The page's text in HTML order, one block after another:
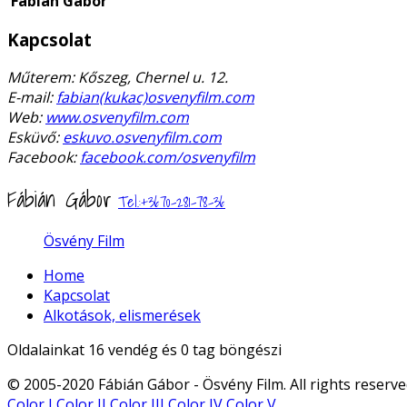
Kapcsolat
Műterem: Kőszeg, Chernel u. 12.
E-mail:fabian(kukac)osvenyfilm.com
Web: www.osvenyfilm.com
Esküvő:eskuvo.osvenyfilm.com
Facebook:facebook.com/osvenyfilm
Fábián Gábor Tel.:+3670-281-78-36
Ösvény Film
Home
Kapcsolat
Alkotások, elismerések
Oldalainkat 16 vendég és 0 tag böngészi
© 2005-2020 Fábián Gábor - Ösvény Film. All rights